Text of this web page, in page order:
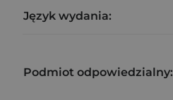
Język wydania:
Podmiot odpowiedzialny: